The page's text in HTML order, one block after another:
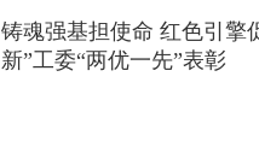
铸魂强基担使命 红色引
新”工委“两优一先”表彰